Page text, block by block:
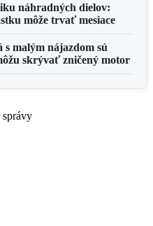
náhradných dielov:
môže trvať mesiace
s malým nájazdom sú
skrývať zničený motor